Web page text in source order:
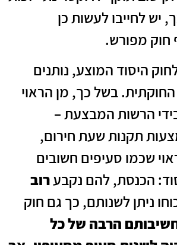
יש לחייבו לעשות כן
חוק מפורש.
היסוד המוצע, נותנים
החוקתית. בשל כך, מן הראוי
הרשות המבצעת –
תקנות שעת חירום,
שכמו סעיפים חשובים
הכנסת, להם נקבערוב
ניתן לשנותם, כך גם חוק
הרבה של כל